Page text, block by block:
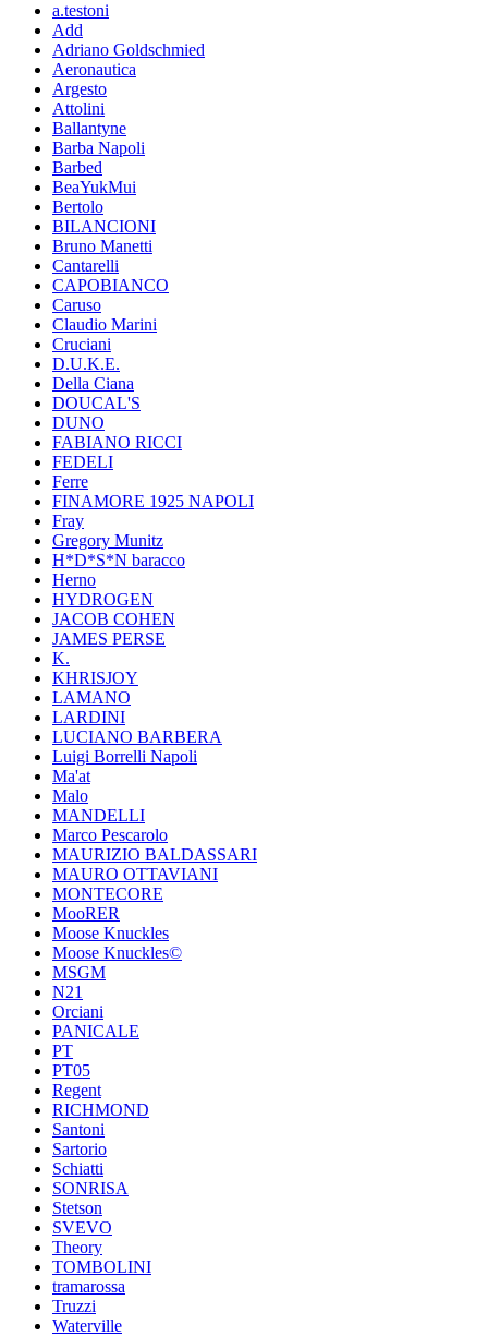
a.testoni
Add
Adriano Goldschmied
Aeronautica
Argesto
Attolini
Ballantyne
Barba Napoli
Barbed
BeaYukMui
Bertolo
BILANCIONI
Bruno Manetti
Cantarelli
CAPOBIANCO
Caruso
Claudio Marini
Cruciani
D.U.K.E.
Della Ciana
DOUCAL'S
DUNO
FABIANO RICCI
FEDELI
Ferre
FINAMORE 1925 NAPOLI
Fray
Gregory Munitz
H*D*S*N baracco
Herno
HYDROGEN
JACOB COHEN
JAMES PERSE
K.
KHRISJOY
LAMANO
LARDINI
LUCIANO BARBERA
Luigi Borrelli Napoli
Ma'at
Malo
MANDELLI
Marco Pescarolo
MAURIZIO BALDASSARI
MAURO OTTAVIANI
MONTECORE
MooRER
Moose Knuckles
Moose Knuckles©️
MSGM
N21
Orciani
PANICALE
PT
PT05
Regent
RICHMOND
Santoni
Sartorio
Schiatti
SONRISA
Stetson
SVEVO
Theory
TOMBOLINI
tramarossa
Truzzi
Waterville